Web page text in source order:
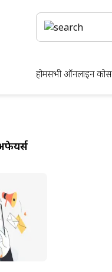
होमसभी ऑनलाइन कोर्स